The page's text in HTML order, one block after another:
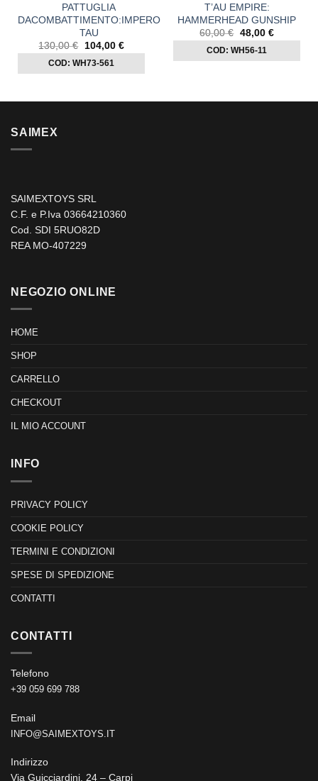
PATTUGLIA
DACOMBATTIMENTO:IMPERO
TAU
130,00€
Il
prezzo
originale
era:
104,00 €Il
prezzo
è:
COD: WH73-561
T’AU EMPIRE:
HAMMERHEAD GUNSHIP
60,00€ Il
prezzo
originale
era:
48,00 €Il
prezzo
è:
COD: WH56-11
SAIMEX
SAIMEXTOYS SRL
C.F. e P.Iva 03664210360
Cod. SDI 5RUO82D
REA MO-407229
NEGOZIO ONLINE
HOME
SHOP
CARRELLO
CHECKOUT
IL MIO ACCOUNT
INFO
PRIVACY POLICY
COOKIE POLICY
TERMINI E CONDIZIONI
SPESE DI SPEDIZIONE
CONTATTI
CONTATTI
Telefono
+39 059 699 788
Email
INFO@SAIMEXTOYS.IT
Indirizzo
Via Guicciardini, 24 – Carpi